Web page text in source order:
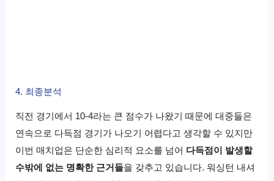
4. 최종분석
직전 경기에서 10-4라는 큰 점수가 나왔기 때문에 대중들은
연속으로 다득점 경기가 나오기 어렵다고 생각할 수 있지만
이번 매치업은 단순한 심리적 요소를 넘어 다득점이 발생할
수밖에 없는 명확한 근거들을 갖추고 있습니다. 워싱턴 내셔